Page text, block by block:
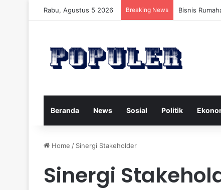
Rabu, Agustus 5 2026 Breaking News Bisnis
Beranda News Sosial Politik
Home / Sinergi Stakeholder
Sinergi